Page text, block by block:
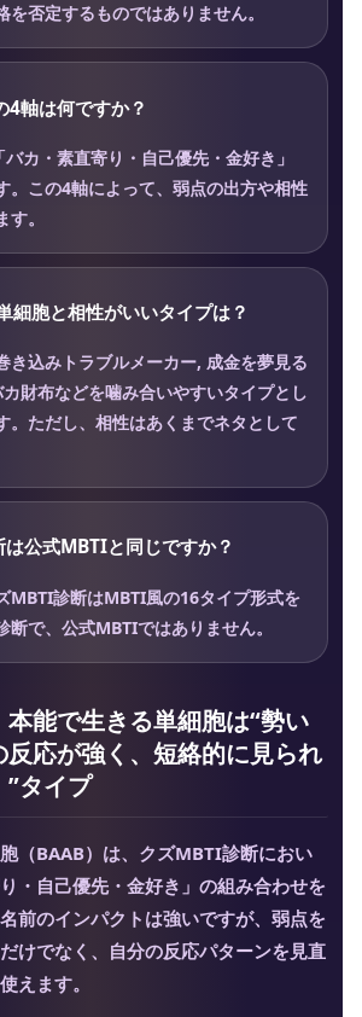
を否定するものではありません。
4軸は何ですか？
カ・素直寄り・自己優先・金好き」
。この4軸によって、弱点の出方や相性
。
細胞と相性がいいタイプは？
き込みトラブルメーカー, 成金を夢見る
財布などを噛み合いやすいタイプとし
。ただし、相性はあくまでネタとして
公式MBTIと同じですか？
MBTI診断はMBTI風の16タイプ形式を
断で、公式MBTIではありません。
本能で生きる単細胞は“勢い
反応が強く、短絡的に見られ
タイプ
（BAAB）は、クズMBTI診断におい
・自己優先・金好き」の組み合わせを
前のインパクトは強いですが、弱点を
けでなく、自分の反応パターンを見直
えます。